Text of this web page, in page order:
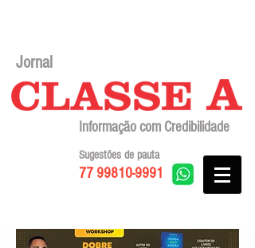
Jornal
Informação com Credibilidade
77 99810-9991
Sugestões de pauta